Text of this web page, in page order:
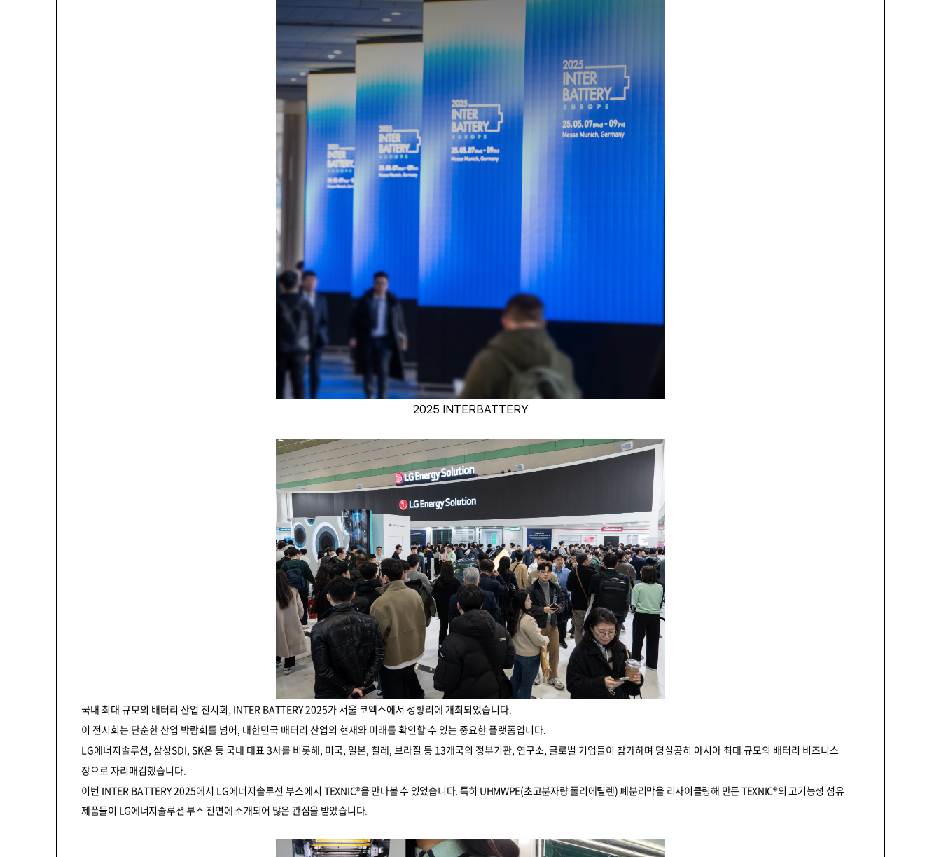
2025 INTERBATTERY
국내 최대 규모의 배터리 산업 전시회, INTER BATTERY 2025가 서울 코엑스에서 성황리에 개최되었습니다.
이 전시회는 단순한 산업 박람회를 넘어, 대한민국 배터리 산업의 현재와 미래를 확인할 수 있는 중요한 플랫폼입니다.
LG에너지솔루션, 삼성SDI, SK온 등 국내 대표 3사를 비롯해, 미국, 일본, 칠레, 브라질 등 13개국의 정부기관, 연구소, 글로벌 기업들이 참가하며 명실공히 아시아 최대 규모의 배터리 비즈니스
장으로 자리매김했습니다.
이번 INTER BATTERY 2025에서 LG에너지솔루션 부스에서 TEXNIC®을 만나볼 수 있었습니다. 특히 UHMWPE(초고분자량 폴리에틸렌) 폐분리막을 리사이클링해 만든 TEXNIC®의 고기능성 섬유
제품들이 LG에너지솔루션 부스 전면에 소개되어 많은 관심을 받았습니다.